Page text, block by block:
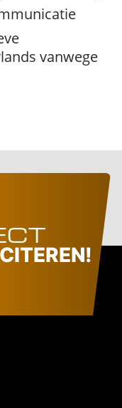
vanwege